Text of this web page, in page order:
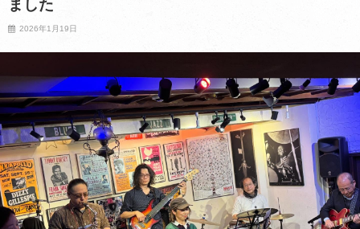
ました
2026年1月19日